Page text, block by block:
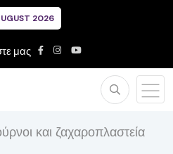
2026
μας
και ζαχαροπλαστεία